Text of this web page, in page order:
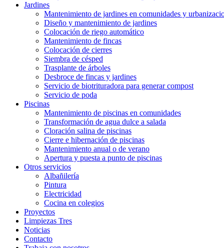
Jardines
Mantenimiento de jardines en comunidades y
Diseño y mantenimiento de jardines
Colocación de riego automático
Mantenimiento de fincas
Colocación de cierres
Siembra de césped
Trasplante de árboles
Desbroce de fincas y jardines
Servicio de biotrituradora para generar compost
Servicio de poda
Piscinas
Mantenimiento de piscinas en comunidades
Transformación de agua dulce a salada
Cloración salina de piscinas
Cierre e hibernación de piscinas
Mantenimiento anual o de verano
Apertura y puesta a punto de piscinas
Otros servicios
Albañilería
Pintura
Electricidad
Cocina en colegios
Proyectos
Limpiezas Tres
Noticias
Contacto